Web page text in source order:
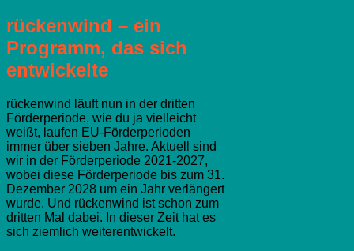
rückenwind – ein
Programm, das sich
entwickelte
rückenwind läuft nun in der dritten
Förderperiode, wie du ja vielleicht
weißt, laufen EU-Förderperioden
immer über sieben Jahre. Aktuell sind
wir in der Förderperiode 2021-2027,
wobei diese Förderperiode bis zum 31.
Dezember 2028 um ein Jahr verlängert
wurde. Und rückenwind ist schon zum
dritten Mal dabei. In dieser Zeit hat es
sich ziemlich weiterentwickelt.